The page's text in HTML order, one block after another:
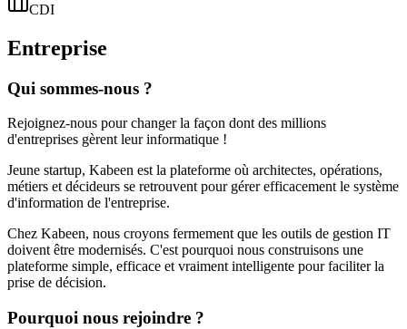
CDI
Entreprise
Qui sommes-nous ?
Rejoignez-nous pour changer la façon dont des millions
d'entreprises gèrent leur informatique !
Jeune startup, Kabeen est la plateforme où architectes, opérations,
métiers et décideurs se retrouvent pour gérer efficacement le système
d'information de l'entreprise.
Chez Kabeen, nous croyons fermement que les outils de gestion IT
doivent être modernisés. C'est pourquoi nous construisons une
plateforme simple, efficace et vraiment intelligente pour faciliter la
prise de décision.
Pourquoi nous rejoindre ?